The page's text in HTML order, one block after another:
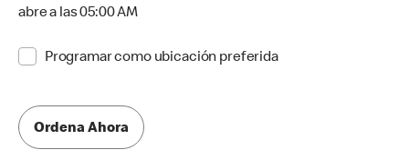
abre a las 05:00 AM
Programar como ubicación preferida
Ordena Ahora